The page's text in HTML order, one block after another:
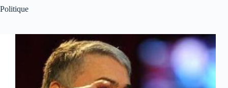
Politique